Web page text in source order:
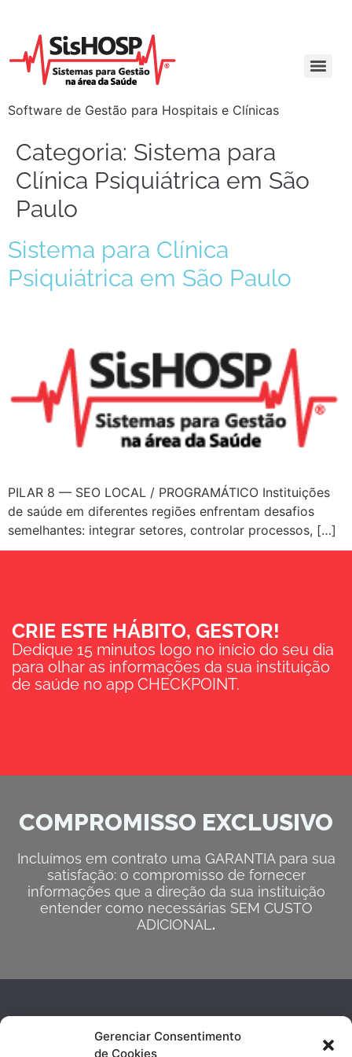
Gerenciar Consentimento
de Cookies
Software de Gestão para Hospitais e Clínicas
Categoria: Sistema para
Clínica Psiquiátrica em São
Paulo
Sistema para Clínica
Psiquiátrica em São Paulo
PILAR 8 — SEO LOCAL / PROGRAMÁTICO Instituições
de saúde em diferentes regiões enfrentam desafios
semelhantes: integrar setores, controlar processos, […]
CRIE ESTE HÁBITO, GESTOR!
Dedique 15 minutos logo no início do seu dia
para olhar as informações da sua instituição
de saúde no app CHECKPOINT.
COMPROMISSO EXCLUSIVO
Incluímos em contrato uma GARANTIA para sua
satisfação: o compromisso de fornecer
informações que a direção da sua instituição
entender como necessárias SEM CUSTO
ADICIONAL .